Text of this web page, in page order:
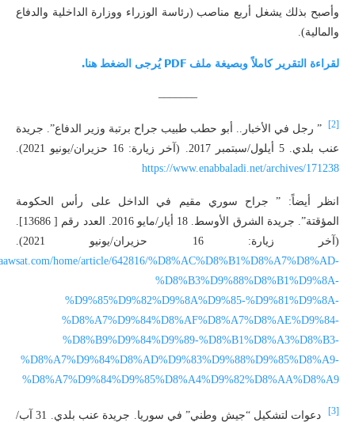
وأصبح بذلك يشغل أربع مناصب (رئاسة الوزراء ووزارة الداخلية والدفاع
والمالية).
لقراءة التقرير كاملاً وبصيغة ملف PDF يُرجى الضغط هنا.
” رجل في الأخبار.. أبو حطب طبيب جراح برتبة وزير الدفاع”. جريدة
عنب بلدي. 5 أيلول/سبتمبر 2017. (آخر زيارة: 16 حزيران/يونيو 2021).
https://www.enabbaladi.net/archives/171238
انظر أيضاً: ” جراح سوري مقيم في الداخل على رأس الحكومة
المؤقتة”. جريدة الشرق الأوسط. 18 أيار/مايو 2016. العدد رقم [ 13686].
(آخر زيارة: 16 حزيران/يونيو 2021).
home/article/642816/%D8%AC%D8%B1%D8%A7%D8%AD-
%D8%B3%D9%88%D8%B1%D9%8A-
%D9%85%D9%82%D9%8A%D9%85-%D9%81%D9%8A-
%D8%A7%D9%84%D8%AF%D8%A7%D8%AE%D9%84-
%D8%B9%D9%84%D9%89-%D8%B1%D8%A3%D8%B3-
%D8%A7%D9%84%D8%AD%D9%83%D9%88%D9%85%D8%A9-
%D8%A7%D9%84%D9%85%D8%A4%D9%82%D8%AA%D8%A9
[3]
دعوات لتشكيل “جيش وطني” في سوريا. جريدة عنب بلدي. 31 آب/